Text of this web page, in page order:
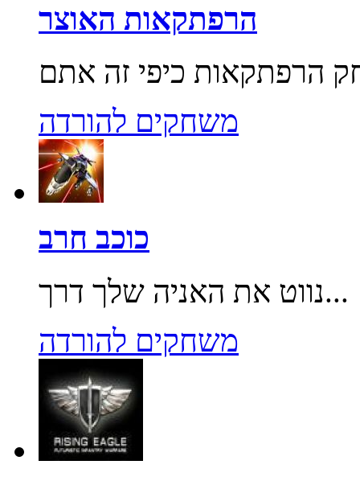
הרפתקאות האוצר
משחקים להורדה
כוכב חרב
נווט את האניה שלך דרך...
משחקים להורדה